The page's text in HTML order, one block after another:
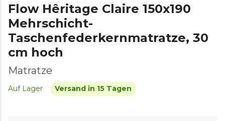
Flow Hêritage Claire 150x190
Mehrschicht-
Taschenfederkernmatratze, 30
cm hoch
Matratze
Auf Lager Versand in 15 Tagen